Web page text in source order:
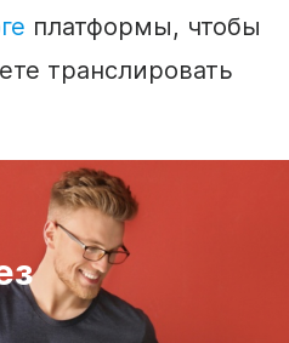
платформы, чтобы
транслировать